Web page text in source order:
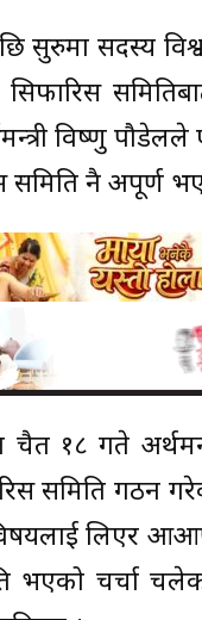
सुरुमा सदस्य
विष्णु
नै अपूर्ण
१८ गते
समिति गठन
लिएर
भएको चर्चा